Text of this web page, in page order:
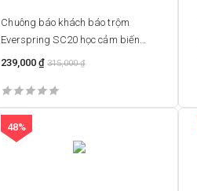
Chuông báo khách báo trộm
Everspring SC20 học cảm biến
thông minh
239,000₫ 315,000₫
48%